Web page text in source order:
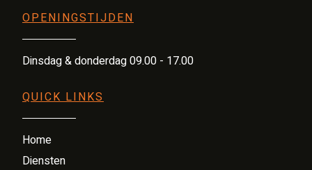
OPENINGSTIJDEN
Dinsdag & donderdag 09.00 - 17.00
QUICK LINKS
Home
Diensten